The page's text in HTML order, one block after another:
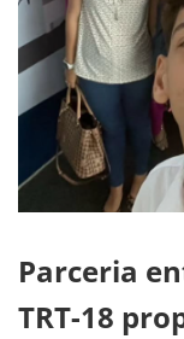
Parceria
TRT-18